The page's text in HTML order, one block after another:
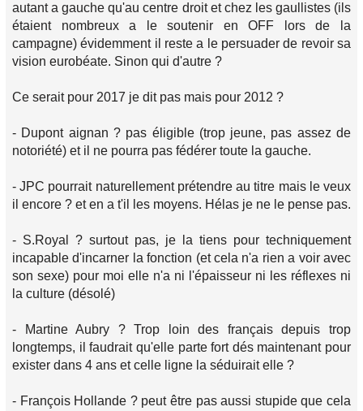
autant a gauche qu'au centre droit et chez les gaullistes (ils
étaient nombreux a le soutenir en OFF lors de la
campagne) évidemment il reste a le persuader de revoir sa
vision eurobéate. Sinon qui d'autre ?
Ce serait pour 2017 je dit pas mais pour 2012 ?
- Dupont aignan ? pas éligible (trop jeune, pas assez de
notoriété) et il ne pourra pas fédérer toute la gauche.
- JPC pourrait naturellement prétendre au titre mais le veux
il encore ? et en a t'il les moyens. Hélas je ne le pense pas.
- S.Royal ? surtout pas, je la tiens pour techniquement
incapable d'incarner la fonction (et cela n'a rien a voir avec
son sexe) pour moi elle n'a ni l'épaisseur ni les réflexes ni
la culture (désolé)
- Martine Aubry ? Trop loin des français depuis trop
longtemps, il faudrait qu'elle parte fort dés maintenant pour
exister dans 4 ans et celle ligne la séduirait elle ?
- François Hollande ? peut être pas aussi stupide que cela